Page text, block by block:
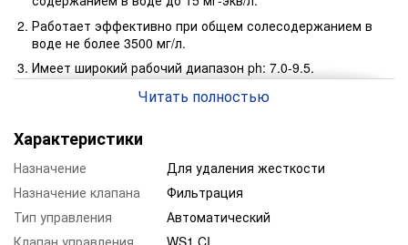
Работает эффективно при общем солесодержанием в
воде не более 3500 мг/л.
Имеет широкий рабочий диапазон ph: 7.0-9.5.
Имеет широкий спектр применения.
фильтрующих материалов.
Срок работы фильтрующего элемента до 7 лет*.
Данная загрузка применяется в следующих отраслях:
Для эффективной водоподготовки домов и коттеджей.
В фармацевтической отрасли.
Читать полностью
Характеристики
Назначение
Для удаления жесткости
Назначение клапана
Фильтрация
Тип управления
Автоматический